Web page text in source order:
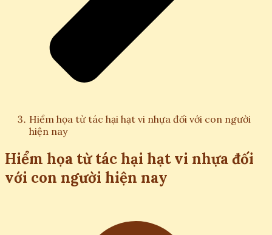
Hiểm họa từ tác hại hạt vi nhựa đối với con người
hiện nay
Hiểm họa từ tác hại hạt vi nhựa đối
với con người hiện nay